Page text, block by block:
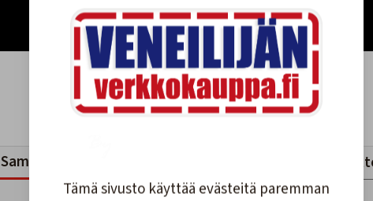
Samankaltaiset tuotteet Viimeksi katsotut
Tämä sivusto käyttää evästeitä paremman